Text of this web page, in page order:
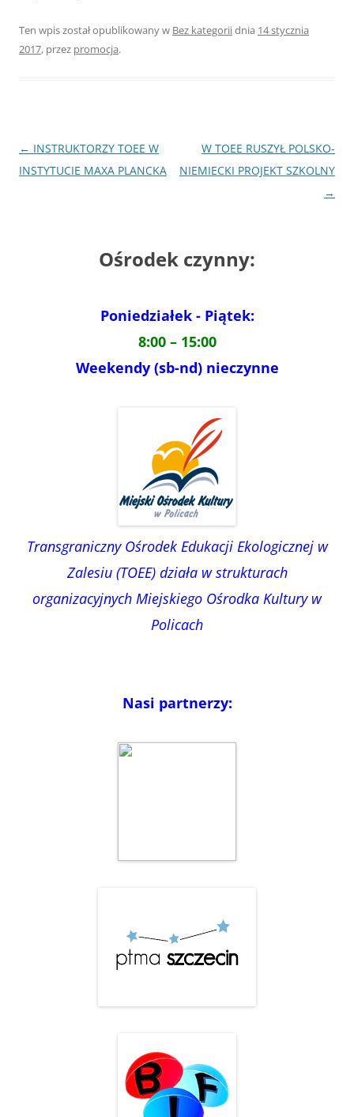
Ten wpis został opublikowany w Bez kategoriidnia 14 stycznia
2017, przez promocja.
Nawigacja
wpisu
← INSTRUKTORZY TOEE W
INSTYTUCIE MAXA PLANCKA
W TOEE RUSZYŁ POLSKO-
NIEMIECKI PROJEKT SZKOLNY
→
Ośrodek czynny:
Poniedziałek - Piątek:
8:00 – 15:00
Weekendy (sb-nd) nieczynne
Transgraniczny Ośrodek Edukacji Ekologicznej w
Zalesiu (TOEE) działa w strukturach
organizacyjnych Miejskiego Ośrodka Kultury w
Policach
Nasi partnerzy: